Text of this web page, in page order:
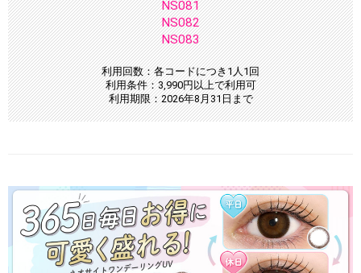
NS081
NS082
NS083
利用回数：各コードにつき1人1回
利用条件：3,990円以上で利用可
利用期限：2026年8月31日まで